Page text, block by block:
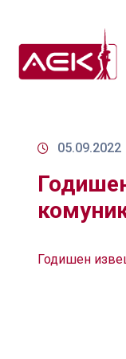
05.09.2022
Годишен